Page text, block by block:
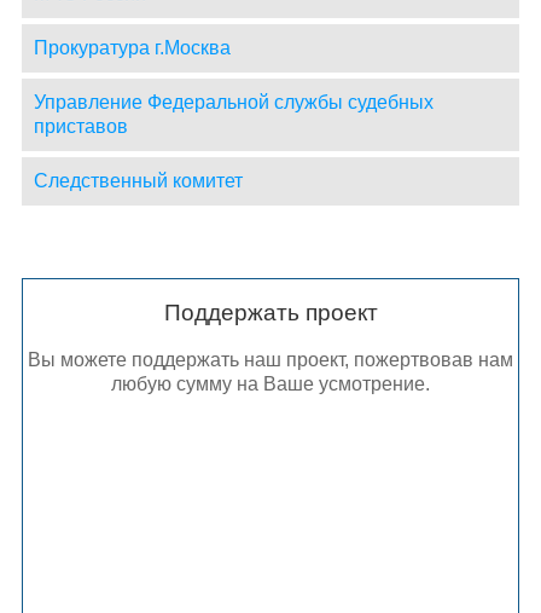
Прокуратура г.Москва
Управление Федеральной службы судебных
приставов
Следственный комитет
Поддержать проект
Вы можете поддержать наш проект, пожертвовав нам
любую сумму на Ваше усмотрение.